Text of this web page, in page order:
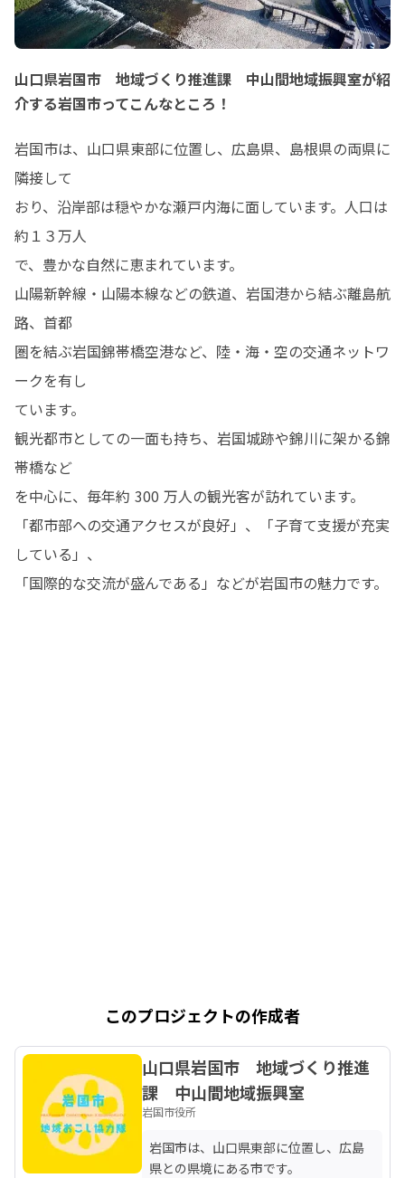
山口県岩国市 地域づくり推進課 中山間地域振興室が紹
介する岩国市ってこんなところ！
岩国市は、山口県東部に位置し、広島県、島根県の両県に
隣接して
おり、沿岸部は穏やかな瀬戸内海に面しています。人口は
約１３万人
で、豊かな自然に恵まれています。
山陽新幹線・山陽本線などの鉄道、岩国港から結ぶ離島航
路、首都
圏を結ぶ岩国錦帯橋空港など、陸・海・空の交通ネットワ
ークを有し
ています。
観光都市としての一面も持ち、岩国城跡や錦川に架かる錦
帯橋など
を中心に、毎年約 300 万人の観光客が訪れています。
「都市部への交通アクセスが良好」、「子育て支援が充実
している」、
「国際的な交流が盛んである」などが岩国市の魅力です。
このプロジェクトの作成者
山口県岩国市 地域づくり推進
課 中山間地域振興室
岩国市役所
岩国市は、山口県東部に位置し、広島
県との県境にある市です。